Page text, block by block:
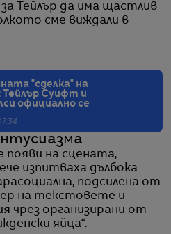
Тейлър да има щастлив
сме виждали в
"сделка" на
Тейлър Суифт и
официално се
появи на сцената,
изпитваха дълбока
подсилена от
на текстовете и
чрез организирани от
яйца“.